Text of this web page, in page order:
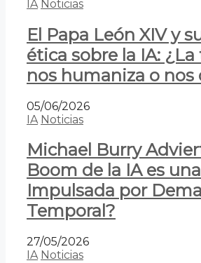
IA Noticias
El Papa León XIV y
ética sobre la IA:
nos humaniza o nos
05/06/2026
IA Noticias
Michael Burry
Boom de la IA es
Impulsada por
Temporal?
27/05/2026
IA Noticias